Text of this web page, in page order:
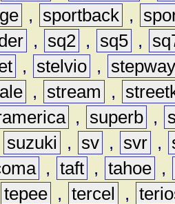
, sportback ,
, sq2 , sq5 ,
, stelvio ,
, stream ,
, superb ,
suzuki , sv , svr ,
, taft , tahoe ,
tepee , tercel ,